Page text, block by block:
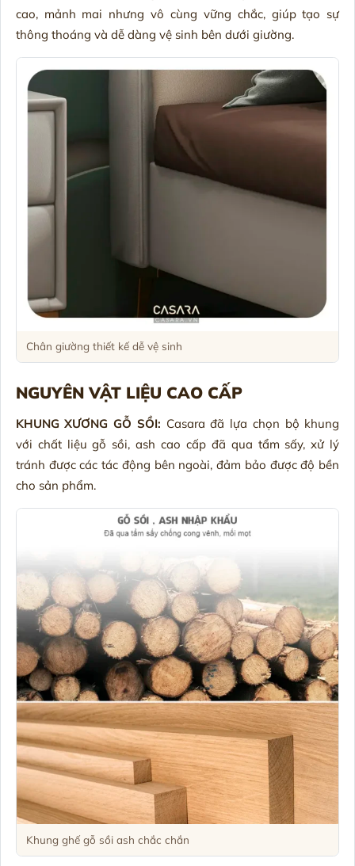
cao, mảnh mai nhưng vô cùng vững chắc, giúp tạo sự
thông thoáng và dễ dàng vệ sinh bên dưới giường.
Chân giường thiết kế dễ vệ sinh
NGUYÊN VẬT LIỆU CAO CẤP
KHUNG XƯƠNG GỖ SỒI: Casara đã lựa chọn bộ khung
với chất liệu gỗ sồi, ash cao cấp đã qua tẩm sấy, xử lý
tránh được các tác động bên ngoài, đảm bảo được độ bền
cho sản phẩm.
Khung ghế gỗ sồi ash chắc chắn